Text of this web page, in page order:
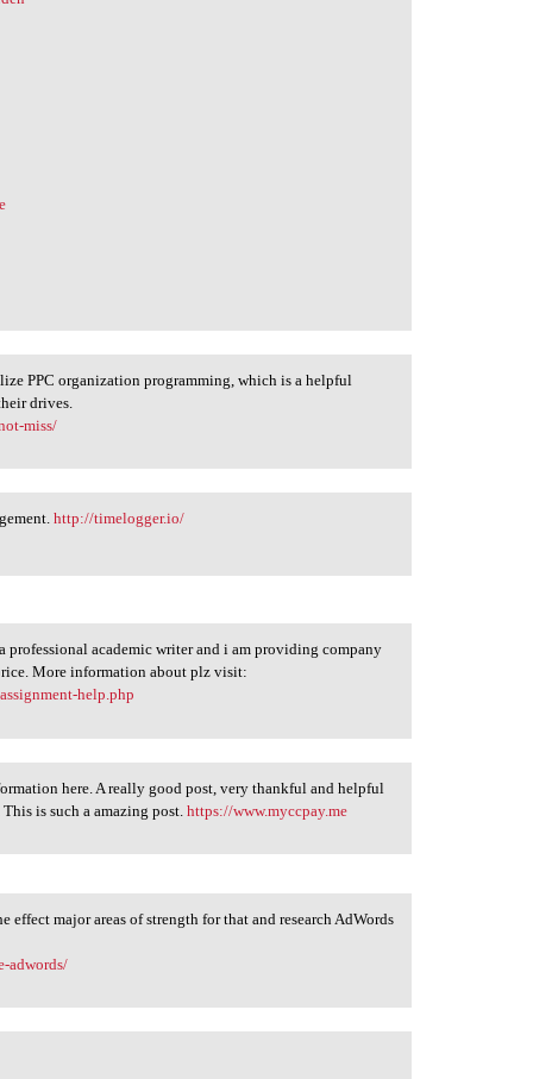
PPC organization programming, which is a helpful
drives.
miss/
http://timelogger.io/
academic writer and i am providing company
More information about plz visit:
help.php
here. A really good post, very thankful and helpful
is such a amazing post.https://www.myccpay.me
effect major areas of strength for that and research AdWords
adwords/